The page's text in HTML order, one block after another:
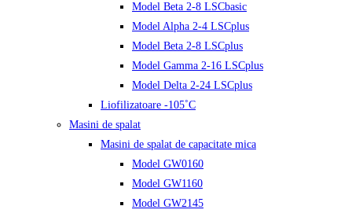
Model Beta 2-8 LSCbasic
Model Alpha 2-4 LSCplus
Model Beta 2-8 LSCplus
Model Gamma 2-16 LSCplus
Model Delta 2-24 LSCplus
Liofilizatoare -105˚C
Masini de spalat
Masini de spalat de capacitate mica
Model GW0160
Model GW1160
Model GW2145